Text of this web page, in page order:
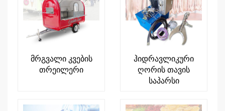
მრგვალი კვების
თრეილერი
ჰიდრავლიკური
ღორის თავის
საპარსი